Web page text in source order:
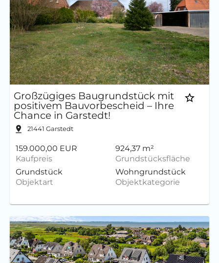
Großzügiges Baugrundstück mit
positivem Bauvorbescheid – Ihre
Chance in Garstedt!
21441 Garstedt
159.000,00 EUR
Kaufpreis
924,37 m²
Grundstücksfläche
Grundstück
Objektart
Wohngrundstück
Objektkategorie